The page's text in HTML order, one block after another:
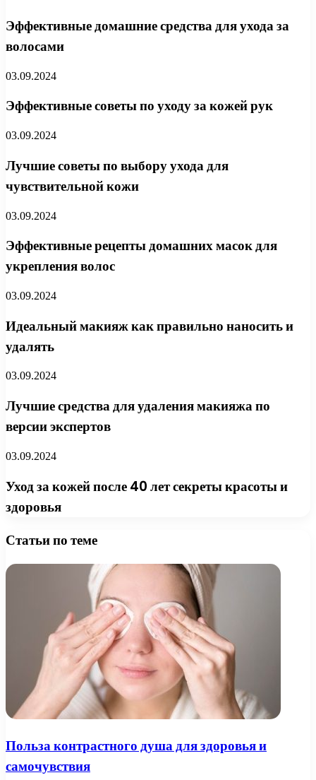
Эффективные домашние средства для ухода за
волосами
03.09.2024
Эффективные советы по уходу за кожей рук
03.09.2024
Лучшие советы по выбору ухода для
чувствительной кожи
03.09.2024
Эффективные рецепты домашних масок для
укрепления волос
03.09.2024
Идеальный макияж как правильно наносить и
удалять
03.09.2024
Лучшие средства для удаления макияжа по
версии экспертов
03.09.2024
Уход за кожей после 40 лет секреты красоты и
здоровья
Статьи по теме
Польза контрастного душа для здоровья и
самочувствия